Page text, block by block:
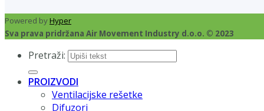
Powered byHyper
Sva prava pridržana Air Movement Industry d.o.o. © 2023
Pretraži:
PROIZVODI
Ventilacijske rešetke
Difuzori